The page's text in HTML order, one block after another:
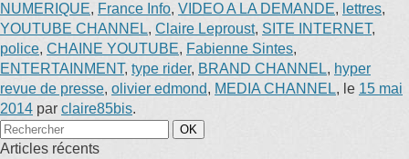
NUMERIQUE, France Info, VIDEO A LA DEMANDE, lettres,
YOUTUBE CHANNEL, Claire Leproust, SITE INTERNET,
police, CHAINE YOUTUBE, Fabienne Sintes,
ENTERTAINMENT, type rider, BRAND CHANNEL, hyper
revue de presse, olivier edmond, MEDIA CHANNEL, le 15 mai
2014 par claire85bis.
Articles récents